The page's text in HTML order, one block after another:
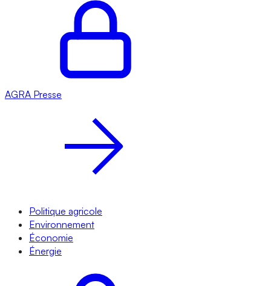
AGRA Presse
Politique agricole
Environnement
Économie
Énergie